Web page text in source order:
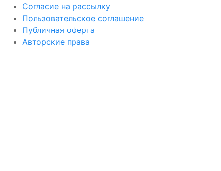
Согласие на рассылку
Пользовательское соглашение
Публичная оферта
Авторские права